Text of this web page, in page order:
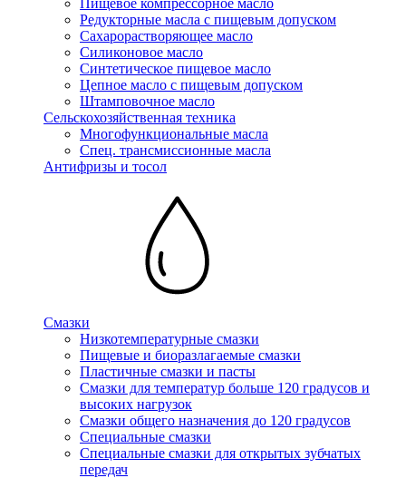
Пищевое компрессорное масло
Редукторные масла с пищевым допуском
Сахарорастворяющее масло
Силиконовое масло
Синтетическое пищевое масло
Цепное масло с пищевым допуском
Штамповочное масло
Сельскохозяйственная техника
Многофункциональные масла
Спец. трансмиссионные масла
Антифризы и тосол
Смазки
Низкотемпературные смазки
Пищевые и биоразлагаемые смазки
Пластичные смазки и пасты
Смазки для температур больше 120 градусов и
высоких нагрузок
Смазки общего назначения до 120 градусов
Специальные смазки
Специальные смазки для открытых зубчатых
передач